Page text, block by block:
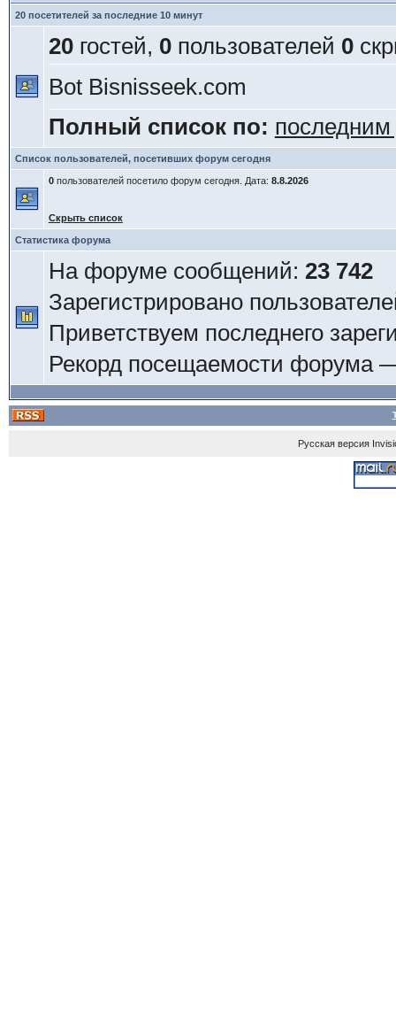
20 посетителей за последние 10 минут
20гостей, 0пользователей 0
Bot Bisnisseek.com
Полный список по:
Список пользователей, посетивших форум сегодня
0пользователей посетило форум сегодня. Дата: 8.8.2026
Скрыть список
Статистика форума
На форуме сообщений: 23 742
Зарегистрировано
Приветствуем последнего
Рекорд посещаемости форума
Русская версия